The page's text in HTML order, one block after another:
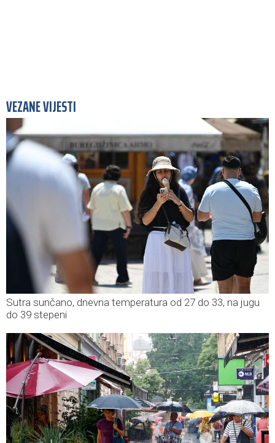
VEZANE VIJESTI
Sutra sunčano, dnevna temperatura od 27 do 33, na jugu
do 39 stepeni